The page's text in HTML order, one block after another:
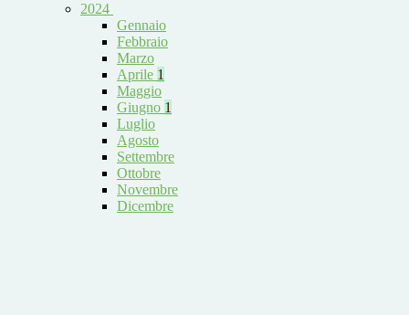
2024
Gennaio
Febbraio
Marzo
Aprile 1
Maggio
Giugno 1
Luglio
Agosto
Settembre
Ottobre
Novembre
Dicembre